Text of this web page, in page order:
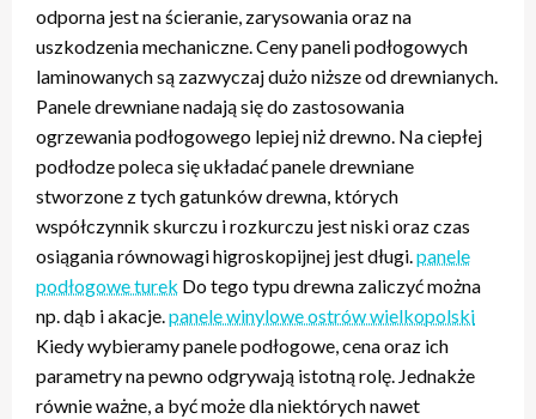
odporna jest na ścieranie, zarysowania oraz na
uszkodzenia mechaniczne. Ceny paneli podłogowych
laminowanych są zazwyczaj dużo niższe od drewnianych.
Panele drewniane nadają się do zastosowania
ogrzewania podłogowego lepiej niż drewno. Na ciepłej
podłodze poleca się układać panele drewniane
stworzone z tych gatunków drewna, których
współczynnik skurczu i rozkurczu jest niski oraz czas
osiągania równowagi higroskopijnej jest długi.panele
podłogowe turek Do tego typu drewna zaliczyć można
np. dąb i akacje.panele winylowe ostrów wielkopolski
Kiedy wybieramy panele podłogowe, cena oraz ich
parametry na pewno odgrywają istotną rolę. Jednakże
równie ważne, a być może dla niektórych nawet